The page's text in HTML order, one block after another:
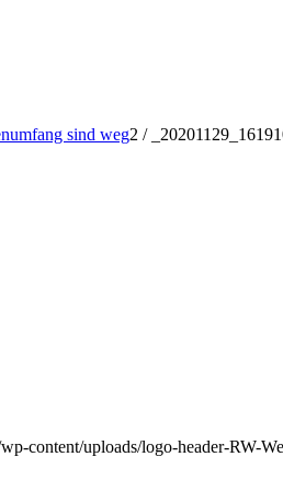
sind weg2 /
content/uploads/logo-header-RW-